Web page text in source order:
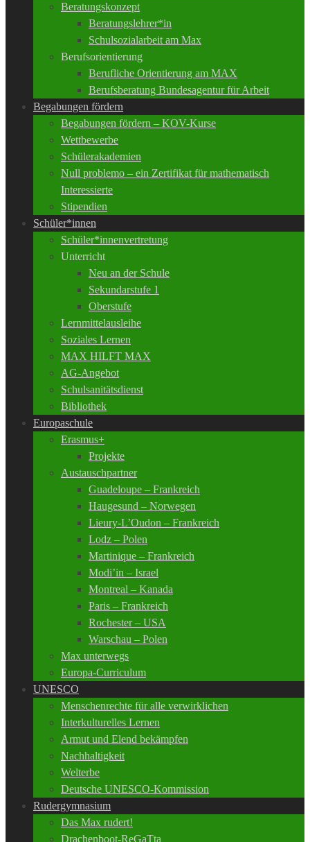
Beratungskonzept
Beratungslehrer*in
Schulsozialarbeit am Max
Berufsorientierung
Berufliche Orientierung am MAX
Berufsberatung Bundesagentur für Arbeit
Begabungen fördern
Begabungen fördern – KOV-Kurse
Wettbewerbe
Schülerakademien
Null problemo – ein Zertifikat für mathematisch
Interessierte
Stipendien
Schüler*innen
Schüler*innenvertretung
Unterricht
Neu an der Schule
Sekundarstufe 1
Oberstufe
Lernmittelausleihe
Soziales Lernen
MAX HILFT MAX
AG-Angebot
Schulsanitätsdienst
Bibliothek
Europaschule
Erasmus+
Projekte
Austauschpartner
Guadeloupe – Frankreich
Haugesund – Norwegen
Lieury-L’Oudon – Frankreich
Lodz – Polen
Martinique – Frankreich
Modi’in – Israel
Montreal – Kanada
Paris – Frankreich
Rochester – USA
Warschau – Polen
Max unterwegs
Europa-Curriculum
UNESCO
Menschenrechte für alle verwirklichen
Interkulturelles Lernen
Armut und Elend bekämpfen
Nachhaltigkeit
Welterbe
Deutsche UNESCO-Kommission
Rudergymnasium
Das Max rudert!
Drachenboot-ReGaTta